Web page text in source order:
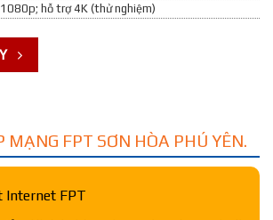
hỗ trợ 4K (thử nghiệm)
MẠNG FPT SƠN HÒA PHÚ YÊN.
Internet FPT